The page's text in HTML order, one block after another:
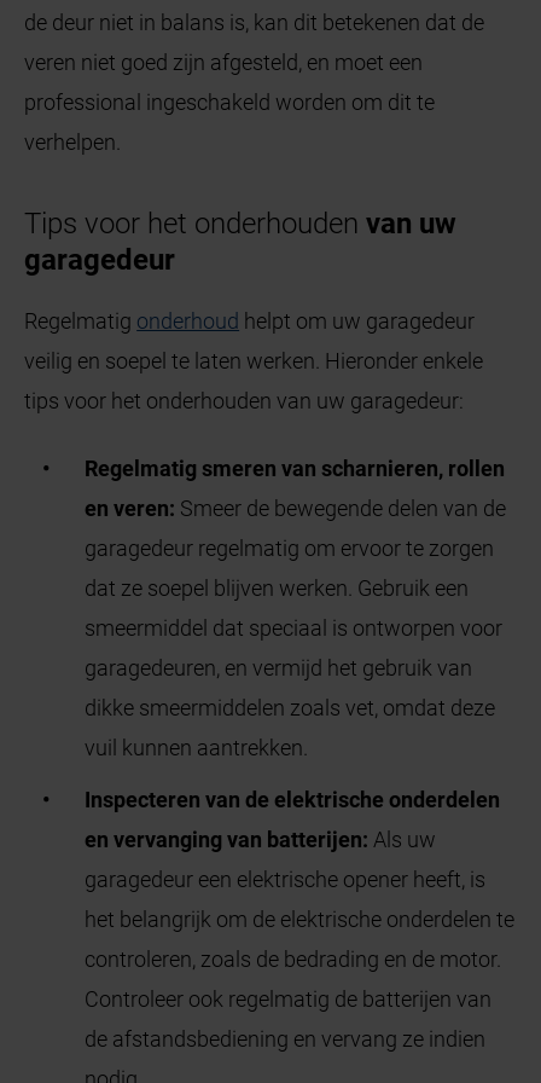
de deur niet in balans is, kan dit betekenen dat de
veren niet goed zijn afgesteld, en moet een
professional ingeschakeld worden om dit te
verhelpen.
Tips voor het onderhoudenvan uw
garagedeur
Regelmatig onderhoud helpt om uw garagedeur
veilig en soepel te laten werken. Hieronder enkele
tips voor het onderhouden van uw garagedeur:
Regelmatig smeren van scharnieren, rollen
en veren: Smeer de bewegende delen van de
garagedeur regelmatig om ervoor te zorgen
dat ze soepel blijven werken. Gebruik een
smeermiddel dat speciaal is ontworpen voor
garagedeuren, en vermijd het gebruik van
dikke smeermiddelen zoals vet, omdat deze
vuil kunnen aantrekken.
Inspecteren van de elektrische onderdelen
en vervanging van batterijen: Als uw
garagedeur een elektrische opener heeft, is
het belangrijk om de elektrische onderdelen te
controleren, zoals de bedrading en de motor.
Controleer ook regelmatig de batterijen van
de afstandsbediening en vervang ze indien